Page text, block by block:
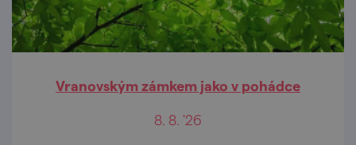
Vranovským zámkem jako v pohádce
8. 8. '26